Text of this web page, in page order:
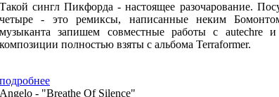
Такой сингл Пикфорда - настоящее разочарование.
четыре - это ремиксы, написанные неким
музыканта запишем совместные работы с autechre
композиции полностью взяты с альбома Terraformer.
подробнее
Angelo - "Breathe Of Silence"